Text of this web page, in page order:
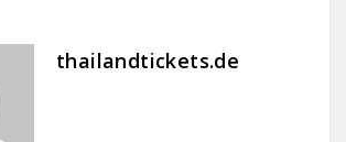
thailandtickets.de